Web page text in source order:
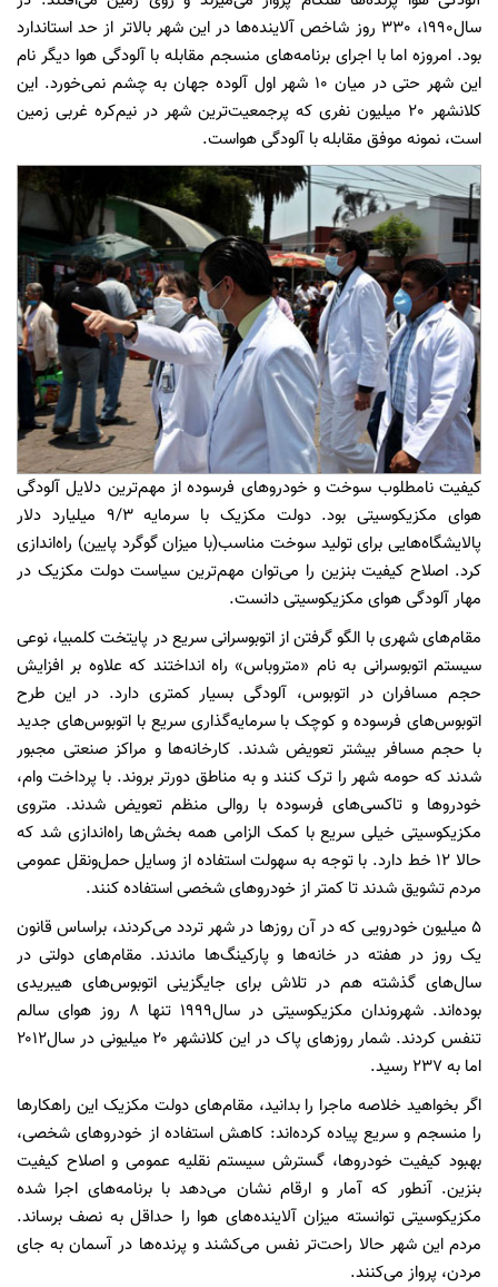
سال1990، 330 روز شاخص آلاینده‌ها در این شهر بالاتر از حد استاندارد
بود. امروزه اما با اجرای برنامه‌های منسجم مقابله با آلودگی هوا دیگر نام
این شهر حتی در میان ۱۰ شهر اول آلوده جهان به چشم نمی‌خورد. این
کلانشهر 20 میلیون نفری که پرجمعیت‌ترین ‌شهر در نیم‌کره غربی زمین
است، نمونه موفق مقابله با آلودگی هواست.
کیفیت نامطلوب سوخت و خودروهای فرسوده از مهم‌ترین دلایل آلودگی
هوای مکزیکوسیتی بود. دولت مکزیک با سرمایه 9/3 میلیارد دلار
پالایشگاه‌هایی برای تولید سوخت مناسب(با میزان گوگرد پایین) راه‌اندازی
کرد. اصلاح کیفیت بنزین را می‌توان مهم‌ترین سیاست دولت مکزیک در
مهار آلودگی هوای مکزیکوسیتی دانست.
مقام‌های شهری با الگو گرفتن از اتوبوسرانی سریع در پایتخت کلمبیا، نوعی
سیستم اتوبوسرانی به نام «متروباس» راه انداختند که علاوه بر افزایش
حجم مسافران در اتوبوس، آلودگی بسیار کمتری دارد. در این طرح
اتوبوس‌های فرسوده و کوچک با سرمایه‌گذاری سریع با اتوبوس‌های جدید
با حجم مسافر بیشتر تعویض شدند. کارخانه‌ها و مراکز صنعتی مجبور
شدند که حومه شهر را ترک کنند و به مناطق دورتر بروند. با پرداخت وام،
خودروها و تاکسی‌های فرسوده با روالی منظم تعویض شدند. متروی
مکزیکو‌سیتی خیلی سریع با کمک الزامی همه بخش‌ها راه‌اندازی شد که
حالا ۱۲ خط دارد. با توجه به سهولت استفاده از وسایل حمل‌ونقل عمومی
مردم تشویق شدند تا کمتر از خودروهای شخصی استفاده کنند.
۵ میلیون خودرویی که در آن روزها در شهر تردد می‌کردند، براساس قانون
یک روز در هفته در خانه‌ها و پارکینگ‌ها ماندند. مقام‌های دولتی در
سال‌های گذشته هم در تلاش برای جایگزینی اتوبوس‌های هیبریدی
بوده‌اند. شهروندان مکزیکوسیتی در سال۱۹۹۹ تنها ۸ روز هوای سالم
تنفس کردند. شمار روزهای پاک در این کلانشهر ۲۰ میلیونی در سال۲۰۱۲
اما به ۲۳۷ رسید.
اگر بخواهید خلاصه ماجرا را بدانید، مقام‌های دولت مکزیک این راهکارها
را منسجم و سریع پیاده کرده‌اند: کاهش استفاده از خودروهای شخصی،
بهبود کیفیت خودروها، گسترش سیستم نقلیه عمومی و اصلاح کیفیت
بنزین. آنطور که آمار و ارقام نشان می‌دهد با برنامه‌های اجرا شده
مکزیکوسیتی توانسته میزان آلاینده‌های هوا را حداقل به نصف برساند.
مردم این شهر حالا راحت‌تر نفس می‌کشند و پرنده‌ها در آسمان به جای
مردن، پرواز می‌کنند.